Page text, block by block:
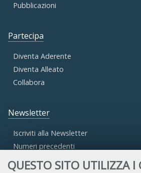
QUESTO SITO UTILIZZA I
Pubblicazioni
Partecipa
Diventa Aderente
Diventa Alleato
Collabora
Newsletter
Iscriviti alla Newsletter
Numeri precedenti